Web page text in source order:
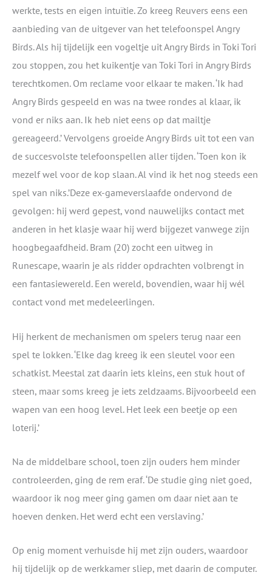
werkte, tests en eigen intuïtie. Zo kreeg Reuvers eens een
aanbieding van de uitgever van het telefoonspel Angry
Birds. Als hij tijdelijk een vogeltje uit Angry Birds in Toki Tori
zou stoppen, zou het kuikentje van Toki Tori in Angry Birds
terechtkomen. Om reclame voor elkaar te maken. ‘Ik had
Angry Birds gespeeld en was na twee rondes al klaar, ik
vond er niks aan. Ik heb niet eens op dat mailtje
gereageerd.’ Vervolgens groeide Angry Birds uit tot een van
de succesvolste telefoonspellen aller tijden. ‘Toen kon ik
mezelf wel voor de kop slaan. Al vind ik het nog steeds een
spel van niks.’Deze ex-gameverslaafde ondervond de
gevolgen: hij werd gepest, vond nauwelijks contact met
anderen in het klasje waar hij werd bijgezet vanwege zijn
hoogbegaafdheid. Bram (20) zocht een uitweg in
Runescape, waarin je als ridder opdrachten volbrengt in
een fantasiewereld. Een wereld, bovendien, waar hij wél
contact vond met medeleerlingen.
Hij herkent de mechanismen om spelers terug naar een
spel te lokken. ‘Elke dag kreeg ik een sleutel voor een
schatkist. Meestal zat daarin iets kleins, een stuk hout of
steen, maar soms kreeg je iets zeldzaams. Bijvoorbeeld een
wapen van een hoog level. Het leek een beetje op een
loterij.’
Na de middelbare school, toen zijn ouders hem minder
controleerden, ging de rem eraf. ‘De studie ging niet goed,
waardoor ik nog meer ging gamen om daar niet aan te
hoeven denken. Het werd echt een verslaving.’
Op enig moment verhuisde hij met zijn ouders, waardoor
hij tijdelijk op de werkkamer sliep, met daarin de computer.